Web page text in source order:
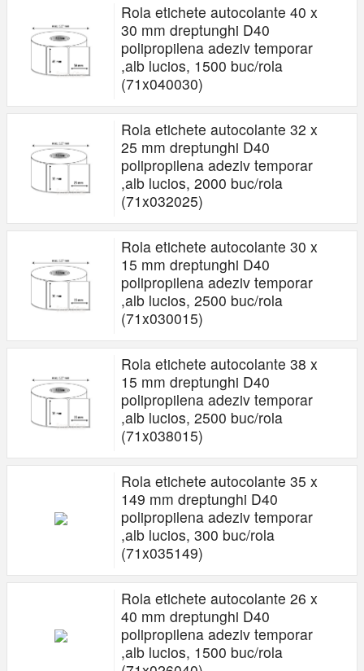
Rola etichete autocolante 40 x
30 mm dreptunghi D40
polipropilena adeziv temporar
,alb lucios, 1500 buc/rola
(71x040030)
Rola etichete autocolante 32 x
25 mm dreptunghi D40
polipropilena adeziv temporar
,alb lucios, 2000 buc/rola
(71x032025)
Rola etichete autocolante 30 x
15 mm dreptunghi D40
polipropilena adeziv temporar
,alb lucios, 2500 buc/rola
(71x030015)
Rola etichete autocolante 38 x
15 mm dreptunghi D40
polipropilena adeziv temporar
,alb lucios, 2500 buc/rola
(71x038015)
Rola etichete autocolante 35 x
149 mm dreptunghi D40
polipropilena adeziv temporar
,alb lucios, 300 buc/rola
(71x035149)
Rola etichete autocolante 26 x
40 mm dreptunghi D40
polipropilena adeziv temporar
,alb lucios, 1500 buc/rola